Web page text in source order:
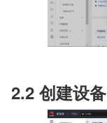
2.2 创建设备